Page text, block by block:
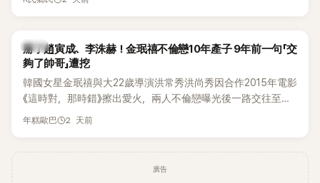
韓星
掰了趙寅成、李洙赫！金珉禧不倫戀10年產子 9年前一句「交
夠了帥哥」遭挖
韓國女星金珉禧與大22歲導演洪常秀洪尚秀因合作2015年電影
《這時對，那時錯》擦出愛火，兩人不倫戀曝光後一路交往至
今，戀情已持續近10年，並於去年迎來兩人的兒子。金珉禧也
一句台詞卻突然被韓網翻出，意外再度掀起熱議。
年糕歐巴 2 天前
廣告